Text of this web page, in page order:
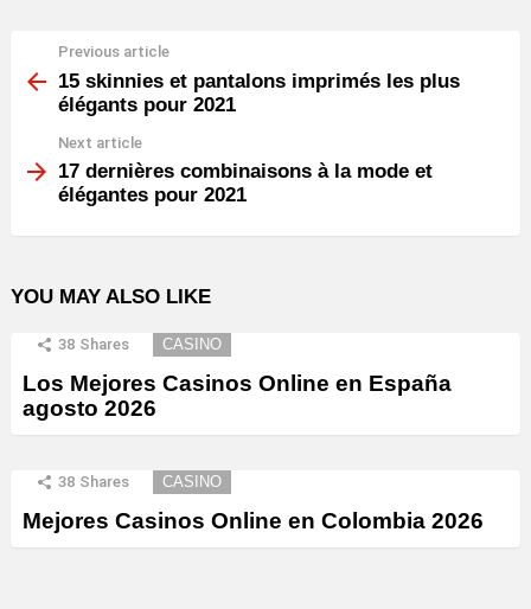
more
Previous article
15 skinnies et pantalons imprimés les plus
élégants pour 2021
Next article
17 dernières combinaisons à la mode et
élégantes pour 2021
YOU MAY ALSO LIKE
38 Shares CASINO
Los Mejores Casinos Online en España
agosto 2026
38 Shares CASINO
Mejores Casinos Online en Colombia 2026